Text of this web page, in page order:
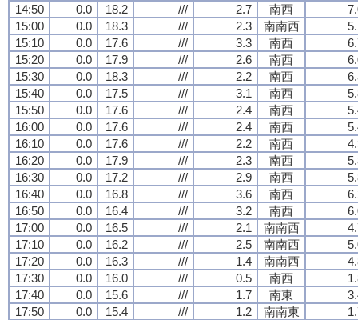
14:50 0.0 18.2 /// 2.7 南西
15:00
0.0 18.3 /// 2.3 南南西
15:10
0.0 17.6 /// 3.3 南西
15:20
0.0 17.9 /// 2.6 南西
15:30
0.0 18.3 /// 2.2 南西
15:40
0.0 17.5 /// 3.1 南西
15:50
0.0 17.6 /// 2.4 南西
16:00
0.0 17.6 /// 2.4 南西
16:10
0.0 17.6 /// 2.2 南西
16:20
0.0 17.9 /// 2.3 南西
16:30
0.0 17.2 /// 2.9 南西
16:40
0.0 16.8 /// 3.6 南西
16:50
0.0 16.4 /// 3.2 南西
17:00
0.0 16.5 /// 2.1 南南西
17:10
0.0 16.2 /// 2.5 南南西
17:20
0.0 16.3 /// 1.4 南南西
17:30
0.0 16.0 /// 0.5 南西
17:40
0.0 15.6 /// 1.7 南東
17:50
0.0 15.4 /// 1.2 南南東